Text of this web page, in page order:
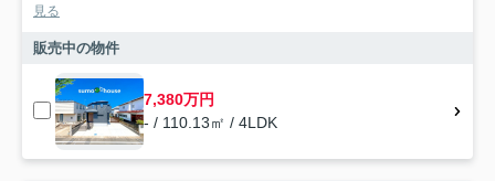
見る
販売中の物件
7,380万円
- / 110.13㎡ / 4LDK